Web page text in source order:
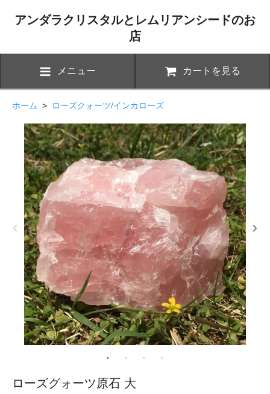
アンダラクリスタルとレムリアンシードのお
店
メニュー カートを見る
ホーム > ローズクォーツ/インカローズ
ローズグォーツ原石 大